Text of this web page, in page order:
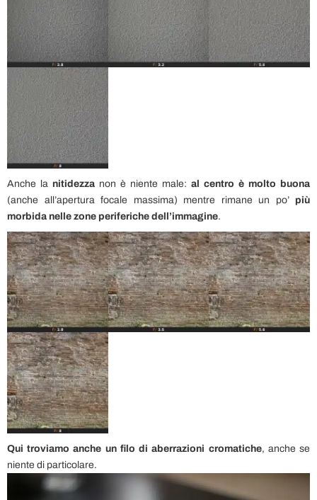
Anche la nitidezza non è niente male: al centro è molto buona
(anche all’apertura focale massima) mentre rimane un po’ più
morbida nelle zone periferiche dell’immagine.
Qui troviamo anche un filo di aberrazioni cromatiche, anche se
niente di particolare.